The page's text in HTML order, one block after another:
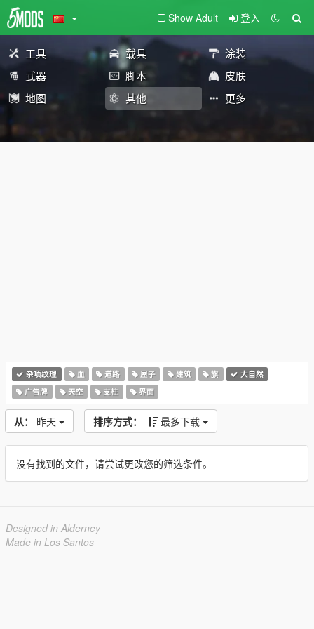
Show Adult 登入
工具 载具
涂装
武器
脚本
皮肤
地图
其他 更多
杂项纹理 血 道路 屋子 建筑 旗
大自然
广告牌
天空 支柱 界面
从： 昨天 排序方式： 最多下载
没有找到的文件，请尝试更改您的筛选条件。
Designed in Alderney
Made in Los Santos